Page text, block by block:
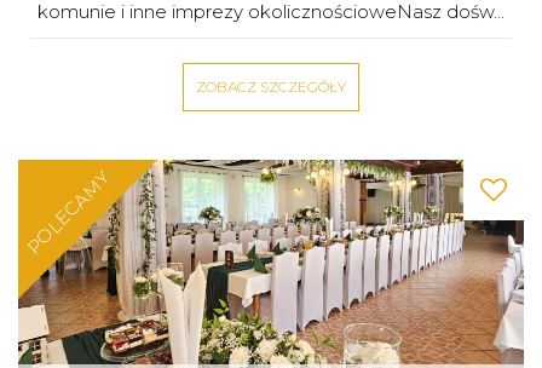
komunie i inne imprezy okolicznościoweNasz dośw...
ZOBACZ SZCZEGÓŁY
POLECAMY